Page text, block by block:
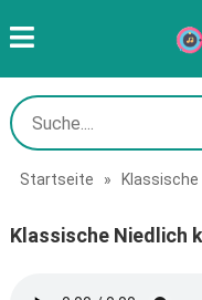
Startseite » Klassische
Klassische Niedlich